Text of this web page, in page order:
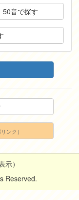
50音で探す
リンク）
）
Reserved.